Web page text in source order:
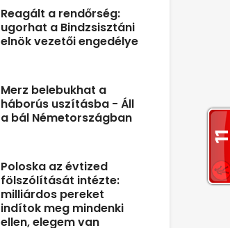
Reagált a rendőrség:
ugorhat a Bindzsisztáni
elnök vezetői engedélye
Merz belebukhat a
háborús uszításba - Áll
a bál Németországban
Poloska az évtized
fölszólítását intézte:
milliárdos pereket
indítok meg mindenki
ellen, elegem van